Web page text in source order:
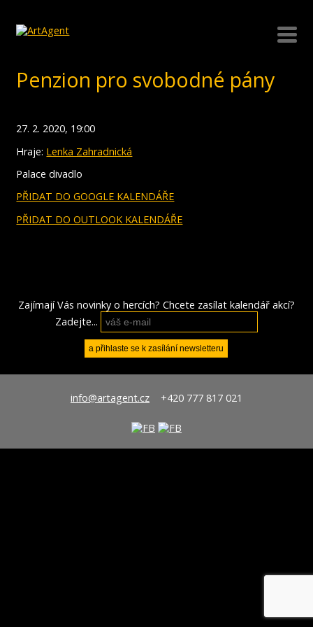
Penzion pro svobodné pány
27. 2. 2020, 19:00
Hraje: Lenka Zahradnická
Palace divadlo
PŘIDAT DO GOOGLE KALENDÁŘE
PŘIDAT DO OUTLOOK KALENDÁŘE
Zajímají Vás novinky o hercích? Chcete zasílat kalendář akcí?
Zadejte...
info@artagent.cz+420 777 817 021